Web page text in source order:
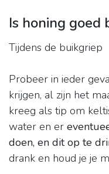
Is honing goed
Tijdens de buikgriep
Probeer in ieder
krijgen, al zijn het
kreeg als tip om
water en er
doen, en dit op te
drank en houd je je